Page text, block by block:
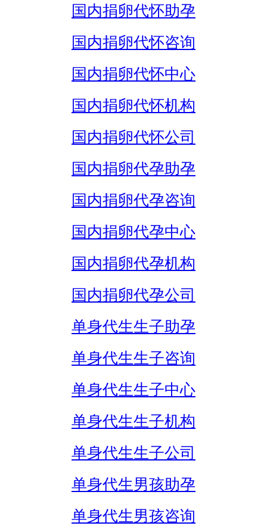
国内捐卵代怀助孕
国内捐卵代怀咨询
国内捐卵代怀中心
国内捐卵代怀机构
国内捐卵代怀公司
国内捐卵代孕助孕
国内捐卵代孕咨询
国内捐卵代孕中心
国内捐卵代孕机构
国内捐卵代孕公司
单身代生生子助孕
单身代生生子咨询
单身代生生子中心
单身代生生子机构
单身代生生子公司
单身代生男孩助孕
单身代生男孩咨询